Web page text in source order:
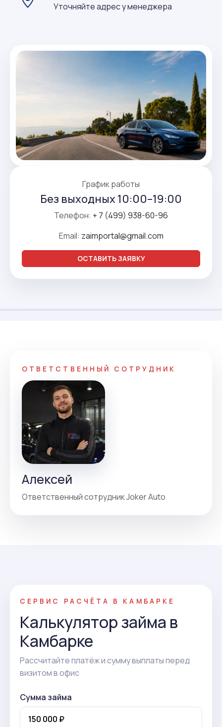
Уточняйте адрес у менеджера
График работы
Без выходных 10:00–19:00
Телефон: + 7 (499) 938-60-96
Email: zaimportal@gmail.com
ОСТАВИТЬ ЗАЯВКУ
ОТВЕТСТВЕННЫЙ СОТРУДНИК
Алексей
Ответственный сотрудник Joker Auto
СЕРВИС РАСЧЁТА В КАМБАРКЕ
Калькулятор займа в
Камбарке
Рассчитайте платёж и сумму выплаты перед
визитом в офис
Сумма займа